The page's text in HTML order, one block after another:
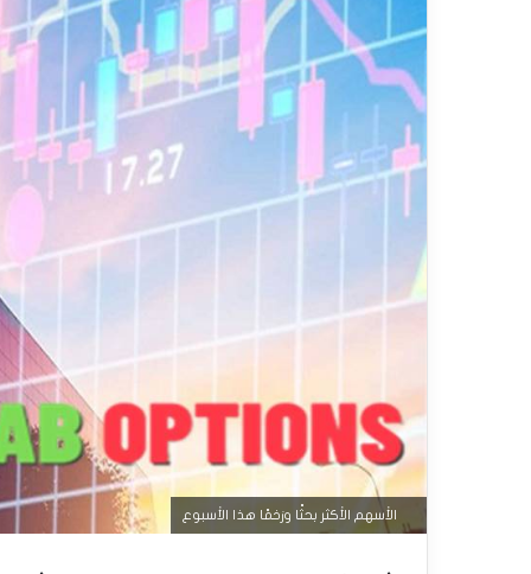
الأسهم الأكثر بحثًا وزخمًا هذا الأسبوع